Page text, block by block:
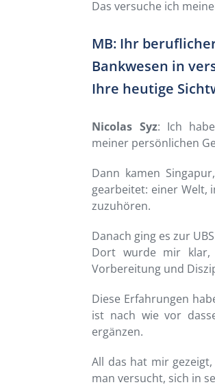
Das versuche ich
MB: Ihr
Bankwesen in
Ihre heutige
Nicolas Syz: Ich
meiner persönlichen
Dann kamen
gearbeitet: einer Welt,
zuzuhören.
Danach ging es zur
Dort wurde mir klar,
Vorbereitung und
Diese Erfahrungen
ist nach wie vor
ergänzen.
All das hat mir
man versucht, sich in